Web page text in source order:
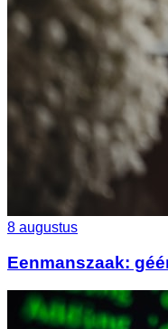
8 augustus
Eenmanszaak: